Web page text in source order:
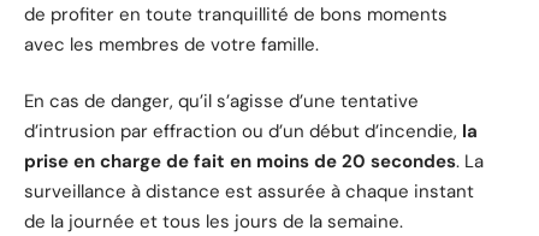
de profiter en toute tranquillité de bons moments
avec les membres de votre famille.
En cas de danger, qu’il s’agisse d’une tentative
d’intrusion par effraction ou d’un début d’incendie, la
prise en charge de fait en moins de 20 secondes. La
surveillance à distance est assurée à chaque instant
de la journée et tous les jours de la semaine.